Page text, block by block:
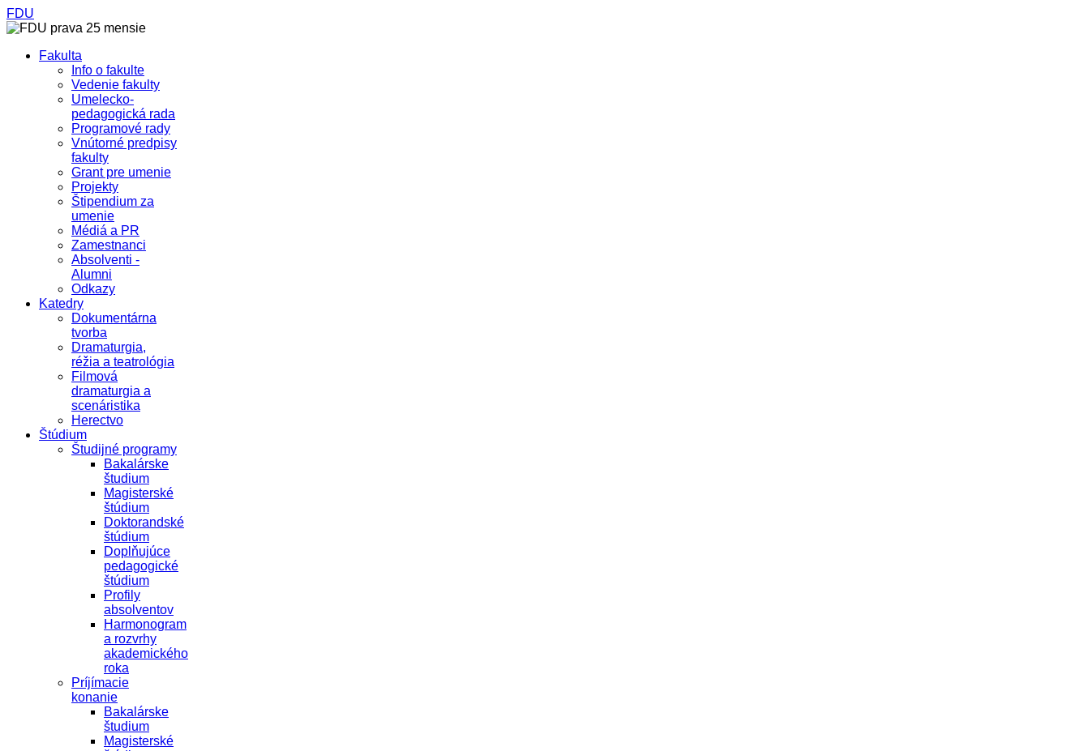
FDU
Fakulta
Info o fakulte
Vedenie fakulty
Umelecko-
pedagogická rada
Programové rady
Vnútorné predpisy
fakulty
Grant pre umenie
Projekty
Štipendium za
umenie
Médiá a PR
Zamestnanci
Absolventi -
Alumni
Odkazy
Katedry
Dokumentárna
tvorba
Dramaturgia,
réžia a teatrológia
Filmová
dramaturgia a
scenáristika
Herectvo
Štúdium
Študijné programy
Bakalárske
študium
Magisterské
štúdium
Doktorandské
štúdium
Doplňujúce
pedagogické
štúdium
Profily
absolventov
Harmonogram
a rozvrhy
akademického
roka
Príjímacie
konanie
Bakalárske
študium
Magisterské